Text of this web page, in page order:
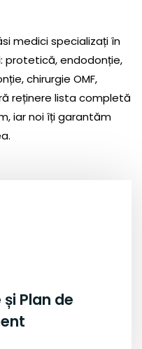
medici specializați în
protetică, endodonție,
chirurgie OMF,
reținere lista completă
iar noi îți garantăm
Plan de